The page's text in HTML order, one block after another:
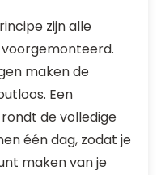
zijn alle
maken de
Een
de volledige
één dag, zodat je
maken van je